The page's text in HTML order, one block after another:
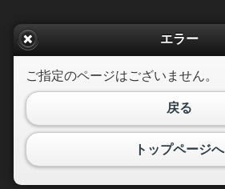
エラー
ご指定のページはございません。
戻る
トップページへ